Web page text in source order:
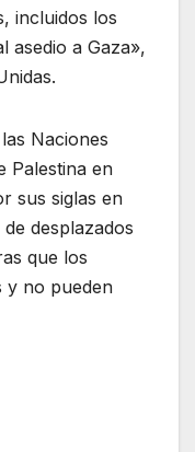
incluidos los
asedio a Gaza»,
Naciones
Palestina en
sus siglas en
desplazados
que los
y no pueden